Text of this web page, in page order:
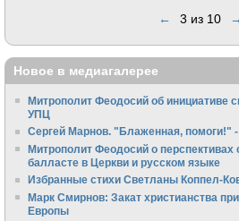
← 3 из 10 →
Новое в медиагалерее
Митрополит Феодосий об инициативе
УПЦ
Сергей Марнов. "Блаженная, помоги!" -
Митрополит Феодосий о перспективах
балласте в Церкви и русском языке
Избранные стихи Светланы Коппел-
Марк Смирнов: Закат христианства
Европы